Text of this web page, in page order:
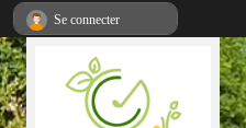
Se connecter
Panneau de gestion des cookies